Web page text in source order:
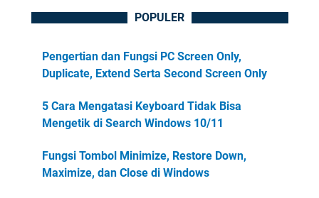
POPULER
Pengertian dan Fungsi PC Screen Only,
Duplicate, Extend Serta Second Screen Only
5 Cara Mengatasi Keyboard Tidak Bisa
Mengetik di Search Windows 10/11
Fungsi Tombol Minimize, Restore Down,
Maximize, dan Close di Windows